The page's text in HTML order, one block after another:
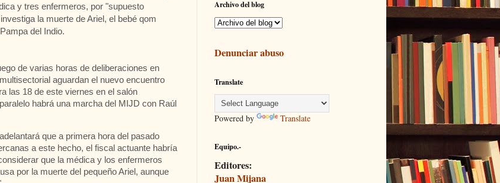
y tres enfermeros, por "supuesto
la muerte de Ariel, el bebé qom
del Indio.
de varias horas de deliberaciones en
aguardan el nuevo encuentro
las 18 de este viernes en el salón
habrá una marcha del MIJD con Raúl
que a primera hora del pasado
a este hecho, el fiscal actuante habría
que la médica y los enfermeros
por la muerte del pequeño Ariel, aunque
Archivo del blog
Denunciar abuso
Translate
Powered by Translate
Equipo.-
Editores:
Juan Mijana